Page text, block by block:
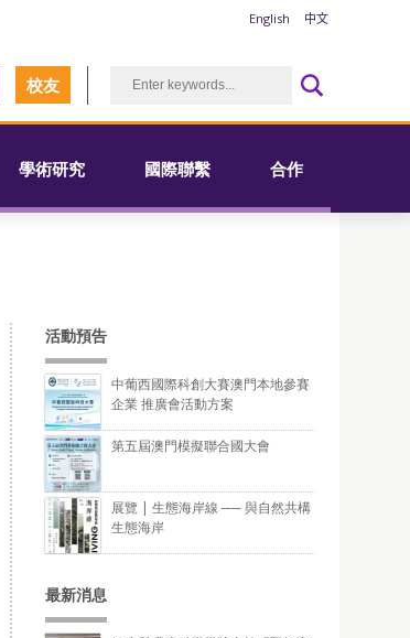
English 中文
校友
學術研究 國際聯繫 合作
活動預告
中葡西國際科創大賽澳門本地參賽
企業 推廣會活動方案
第五屆澳門模擬聯合國大會
展覽 | 生態海岸線 ── 與自然共構
生態海岸
最新消息